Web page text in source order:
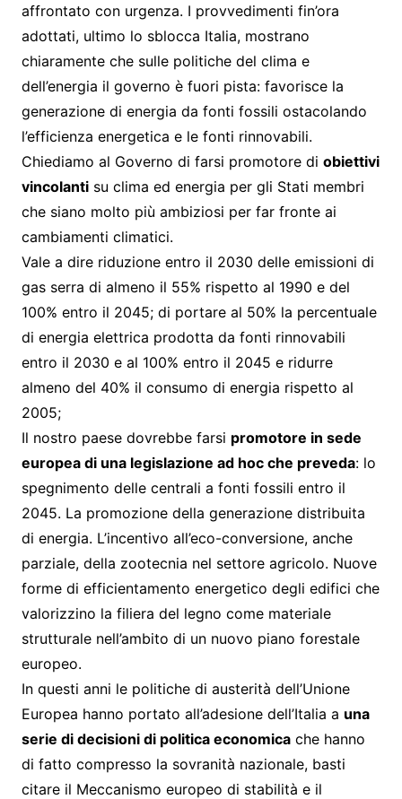
affrontato con urgenza. I provvedimenti fin’ora
adottati, ultimo lo sblocca Italia, mostrano
chiaramente che sulle politiche del clima e
dell’energia il governo è fuori pista: favorisce la
generazione di energia da fonti fossili ostacolando
l’efficienza energetica e le fonti rinnovabili.
Chiediamo al Governo di farsi promotore di obiettivi
vincolantisu clima ed energia per gli Stati membri
che siano molto più ambiziosi per far fronte ai
cambiamenti climatici.
Vale a dire riduzione entro il 2030 delle emissioni di
gas serra di almeno il 55% rispetto al 1990 e del
100% entro il 2045; di portare al 50% la percentuale
di energia elettrica prodotta da fonti rinnovabili
entro il 2030 e al 100% entro il 2045 e ridurre
almeno del 40% il consumo di energia rispetto al
2005;
Il nostro paese dovrebbe farsi promotore in sede
europea di una legislazione ad hoc che preveda: lo
spegnimento delle centrali a fonti fossili entro il
2045. La promozione della generazione distribuita
di energia. L’incentivo all’eco-conversione, anche
parziale, della zootecnia nel settore agricolo. Nuove
forme di efficientamento energetico degli edifici che
valorizzino la filiera del legno come materiale
strutturale nell’ambito di un nuovo piano forestale
europeo.
In questi anni le politiche di austerità dell’Unione
Europea hanno portato all’adesione dell’Italia a una
serie di decisioni di politica economicache hanno
di fatto compresso la sovranità nazionale, basti
citare il Meccanismo europeo di stabilità e il